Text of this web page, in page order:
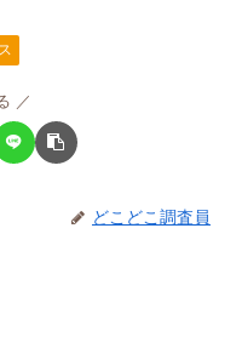
どこどこ調査員